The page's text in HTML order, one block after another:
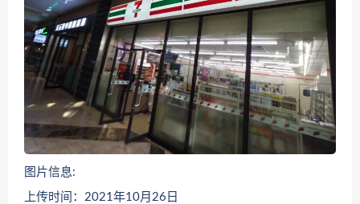
图片信息:
上传时间：2021年10月26日